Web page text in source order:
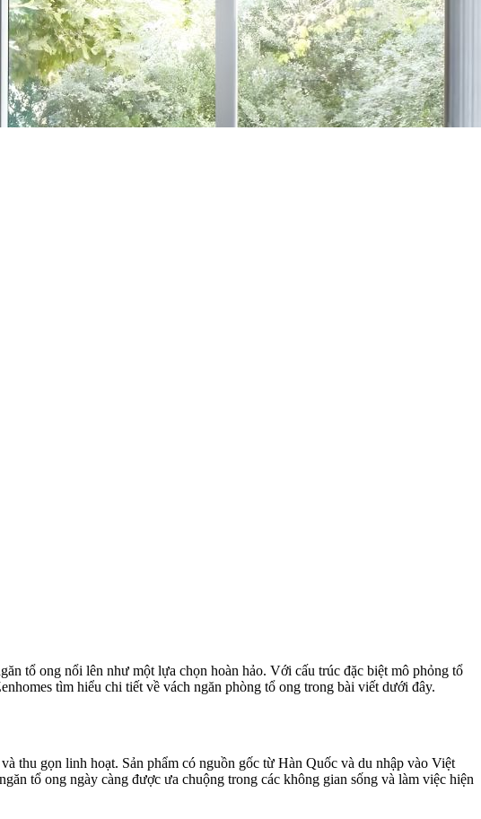
tổ ong nổi lên như một lựa chọn hoàn hảo. Với cấu trúc đặc biệt mô phỏng tổ
tìm hiểu chi tiết về vách ngăn phòng tổ ong trong bài viết dưới đây.
thu gọn linh hoạt. Sản phẩm có nguồn gốc từ Hàn Quốc và du nhập vào Việt
tổ ong ngày càng được ưa chuộng trong các không gian sống và làm việc hiện